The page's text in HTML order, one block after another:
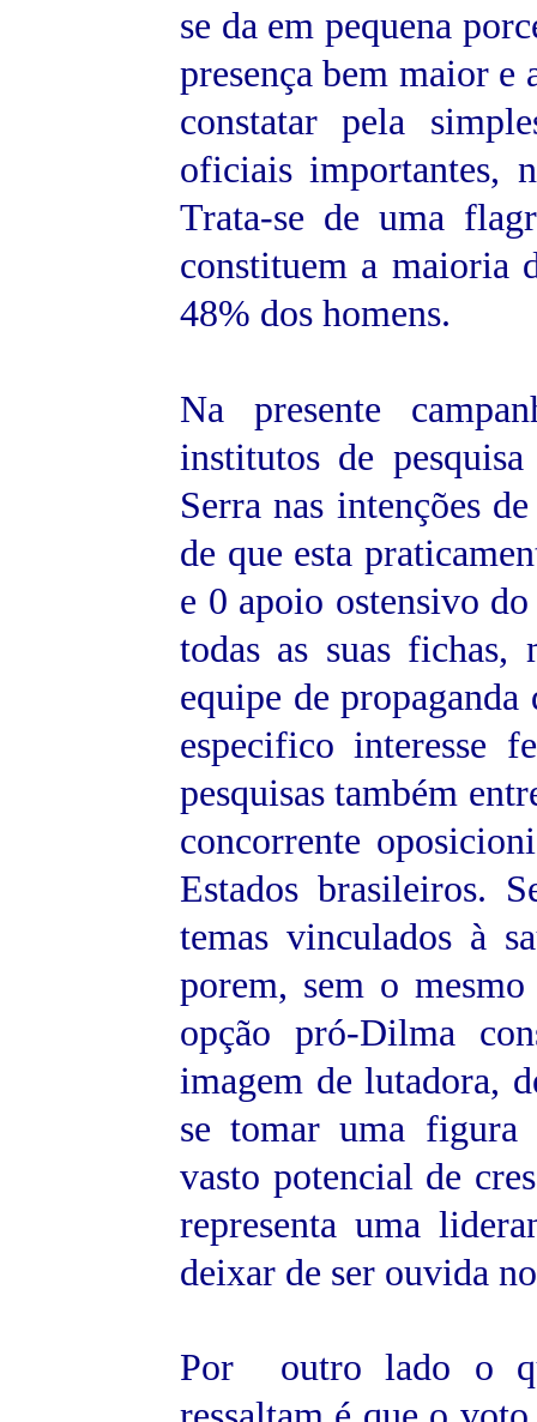
se da em pequena
presença bem maior e
constatar pela
oficiais importantes,
Trata-se de uma
constituem a maioria
48% dos homens.
Na presente
institutos de
Serra nas intenções
de que esta
e 0 apoio ostensivo
todas as suas fichas,
equipe de propaganda
especifico interesse
pesquisas também
concorrente
Estados brasileiros.
temas vinculados à
porem, sem o
opção pró-Dilma
imagem de lutadora,
se tomar uma figura
vasto potencial de
representa uma
deixar de ser ouvida
Por outro lado o